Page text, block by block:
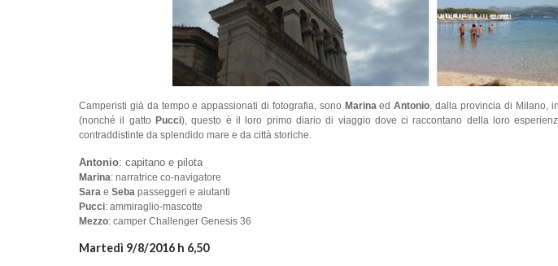
Camperisti già da tempo e appassionati di fotografia, sono MarinaedAntonio, dalla provincia di Milano,
(nonché il gatto Pucci), questo è il loro primo diario di viaggio dove ci raccontano della loro
contraddistinte da splendido mare e da città storiche.
Antonio: capitano e pilota
Marina: narratrice co-navigatore
Sara e Seba passeggeri e aiutanti
Pucci: ammiraglio-mascotte
Mezzo: camper Challenger Genesis 36
Martedì 9/8/2016 h 6,50